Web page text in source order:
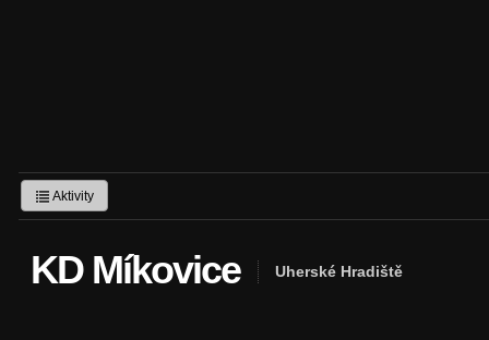
Aktivity
KD Míkovice Uherské Hradiště